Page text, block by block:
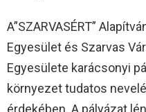
A”SZARVASÉRT”
Egyesület és Szarvas
Egyesülete karácsonyi
környezet tudatos
érdekében. A pályázat